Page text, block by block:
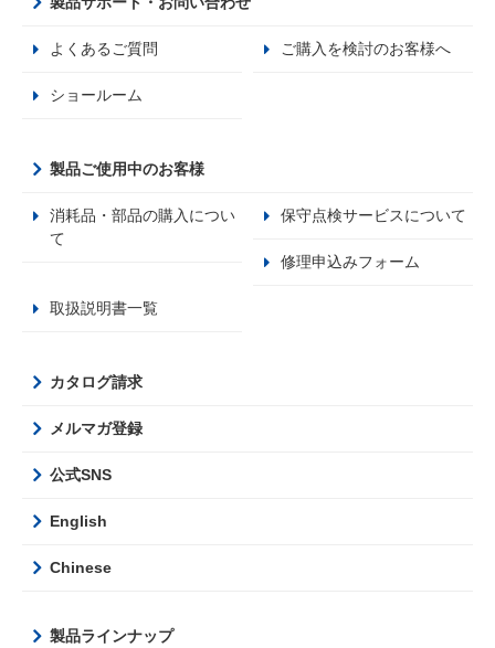
よくあるご質問 ご購入を検討のお客様へ
ショールーム
製品ご使用中のお客様
消耗品・部品の購入につい
て
保守点検サービスについて
修理申込みフォーム
取扱説明書一覧
カタログ請求
メルマガ登録
公式SNS
English
Chinese
製品ラインナップ